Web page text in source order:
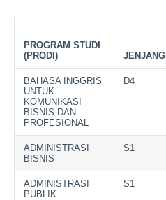
PROGRAM STUDI
(PRODI)
JENJANG
BAHASA INGGRIS
UNTUK
KOMUNIKASI
BISNIS DAN
PROFESIONAL
D4
ADMINISTRASI
BISNIS
S1
ADMINISTRASI
PUBLIK
S1